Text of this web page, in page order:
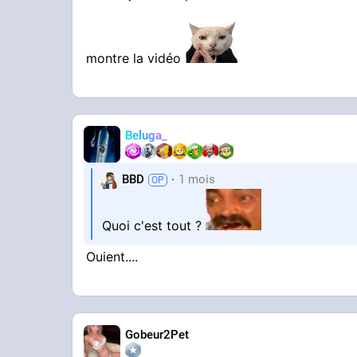
montre la vidéo
Beluga_
BBD 1 mois
Quoi c'est tout ?
Ouient....
Gobeur2Pet